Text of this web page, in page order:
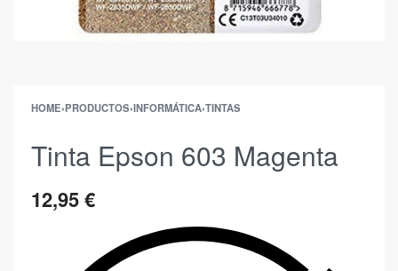
HOME›PRODUCTOS›INFORMÁTICA›TINTAS
Tinta Epson 603 Magenta
12,95€